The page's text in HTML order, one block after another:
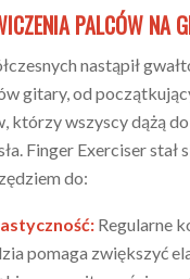
PALCÓW NA
nastąpił
gitary, od
którzy wszyscy dążą
Finger Exerciser stał
do:
Regularne
pomaga zwiększyć